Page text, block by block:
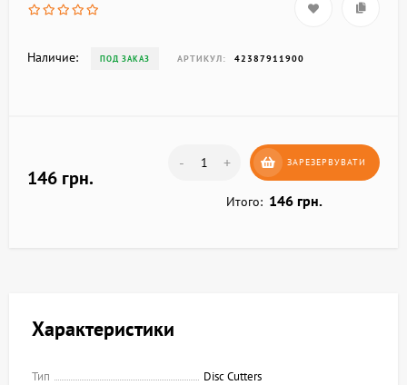
Наличие: ПОД ЗАКАЗ АРТИКУЛ: 42387911900
146 грн.
- + ЗАРЕЗЕРВУВАТИ
Итого: 146 грн.
Характеристики
Тип
Disc Cutters